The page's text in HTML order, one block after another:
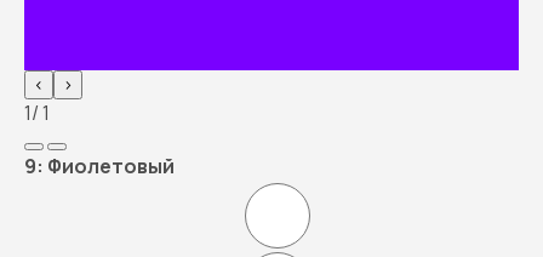
‹ ›
1/ 1
9: Фиолетовый